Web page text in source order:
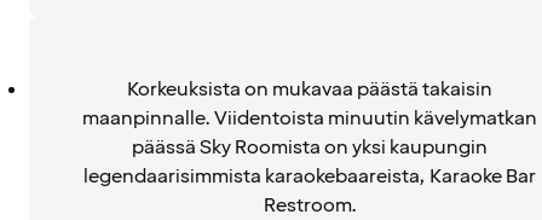
Korkeuksista on mukavaa päästä takaisin
maanpinnalle. Viidentoista minuutin kävelymatkan
päässä Sky Roomista on yksi kaupungin
legendaarisimmista karaokebaareista, Karaoke Bar
Restroom.